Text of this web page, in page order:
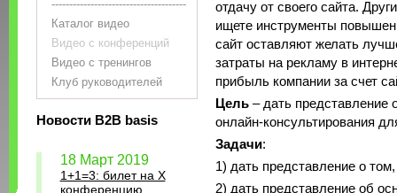
--------------------------------------
Каталог видео
Видео с конференций
Видео с тренингов
Клуб руководителей
Новости B2B basis
18 Март 2019
1+1=3: билет на Х
конференцию
отдачу от своего сайта.
ищете инструменты
сайт оставляют желать
затраты на рекламу в
прибыль компании за счет
Цель – дать представление
онлайн-консультирования
Задачи:
1) дать представление о
2) дать представление об